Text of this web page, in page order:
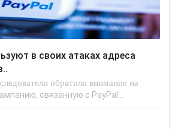
обратили внимание на
связанную с PayPal...